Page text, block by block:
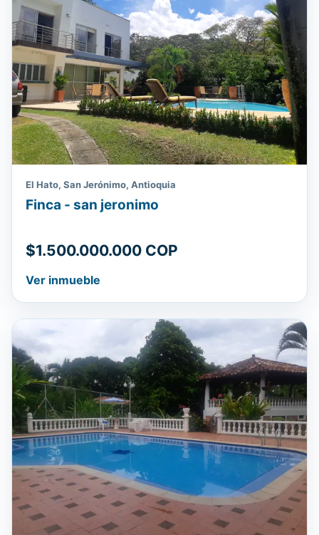
El Hato, San Jerónimo, Antioquia
Finca - san jeronimo
$1.500.000.000 COP
Ver inmueble